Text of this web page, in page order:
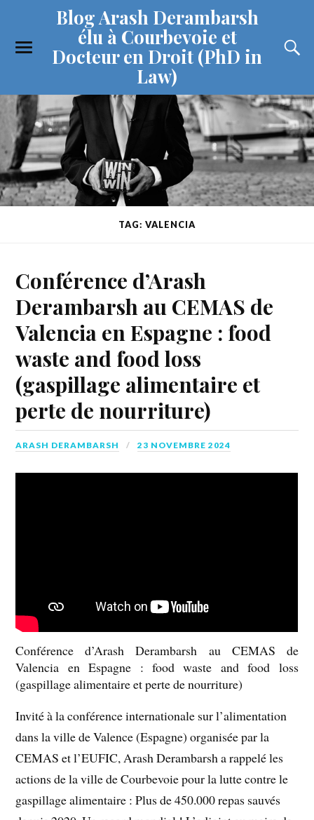
Blog Arash Derambarsh
élu à Courbevoie et
Docteur en Droit (PhD in
Law)
TAG: VALENCIA
Conférence d’Arash
Derambarsh au CEMAS de
Valencia en Espagne : food
waste and food loss
(gaspillage alimentaire et
perte de nourriture)
ARASH DERAMBARSH 23 NOVEMBRE 2024
Conférence d’Arash Derambarsh au CEMAS de
Valencia en Espagne : food waste and food loss
(gaspillage alimentaire et perte de nourriture)
Invité à la conférence internationale sur l’alimentation
dans la ville de Valence (Espagne) organisée par la
CEMAS et l’EUFIC, Arash Derambarsh a rappelé les
actions de la ville de Courbevoie pour la lutte contre le
gaspillage alimentaire : Plus de 450.000 repas sauvés